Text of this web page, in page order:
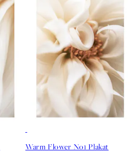
Warm Flower No1 Plakat